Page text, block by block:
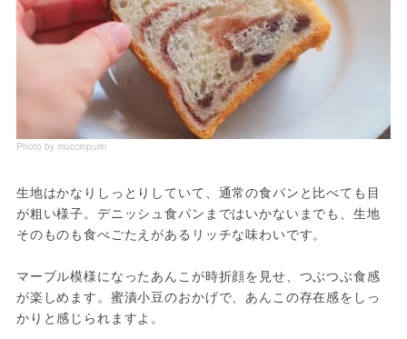
Photo by muccinpurin
生地はかなりしっとりしていて、通常の食パンと比べても目
が粗い様子。デニッシュ食パンまではいかないまでも、生地
そのものも食べごたえがあるリッチな味わいです。
マーブル模様になったあんこが時折顔を見せ、つぶつぶ食感
が楽しめます。蜜漬小豆のおかげで、あんこの存在感をしっ
かりと感じられますよ。